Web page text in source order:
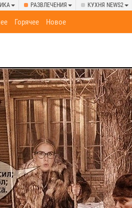
РАЗВЛЕЧЕНИЯ КУХНЯ NEWS2
Горячее Новое